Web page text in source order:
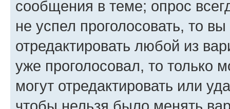
сообщения в теме; опрос
не успел проголосовать, то
отредактировать любой из
уже проголосовал, то только
могут отредактировать или
чтобы нельзя было менять